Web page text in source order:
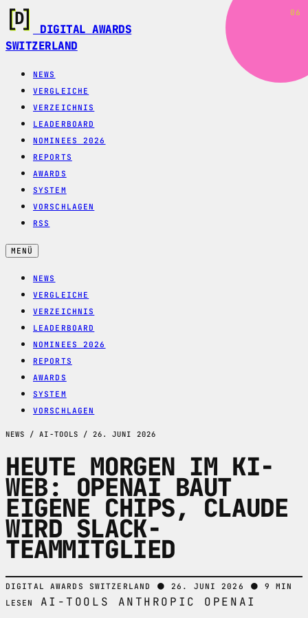
DIGITAL AWARDS
SWITZERLAND
NEWS
VERGLEICHE
VERZEICHNIS
LEADERBOARD
NOMINEES 2026
REPORTS
AWARDS
SYSTEM
VORSCHLAGEN
RSS
MENÜ
NEWS
VERGLEICHE
VERZEICHNIS
LEADERBOARD
NOMINEES 2026
REPORTS
AWARDS
SYSTEM
VORSCHLAGEN
NEWS / AI-TOOLS / 26. JUNI 2026
HEUTE MORGEN IM KI-
WEB: OPENAI BAUT
EIGENE CHIPS, CLAUDE
WIRD SLACK-
TEAMMITGLIED
DIGITAL AWARDS SWITZERLAND ● 26. JUNI 2026 ●
9 MIN
LESEN
AI-TOOLS ANTHROPIC OPENAI
06